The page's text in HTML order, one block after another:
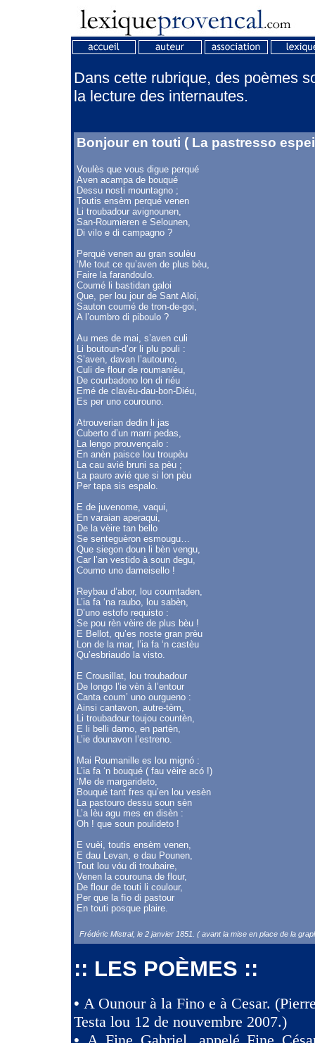
Dans cette rubrique, des poèmes
la lecture des internautes.
Bonjour en touti ( La pastresso
Voulès que vous digue perqué
Aven acampa de bouqué
Dessu nosti mountagno ;
Toutis ensèm perqué venen
Li troubadour avignounen,
San-Roumieren e Selounen,
Di vilo e di campagno ?
Perqué venen au gran soulèu
‘Me tout ce qu’aven de plus bèu,
Faire la farandoulo.
Coumé li bastidan galoi
Que, per lou jour de Sant Aloi,
Sauton coumé de tron-de-goi,
A l’oumbro di piboulo ?
Au mes de mai, s’aven culi
Li boutoun-d’or li plu pouli :
S’aven, davan l’autouno,
Culi de flour de roumaniéu,
De courbadono lon di riéu
Emé de clavèu-dau-bon-Diéu,
Es per uno courouno.
Atrouverian dedin li jas
Cuberto d’un marri pedas,
La lengo prouvençalo :
En anèn paisce lou troupèu
La cau avié bruni sa pèu ;
La pauro avié que si lon pèu
Per tapa sis espalo.
E de juvenome, vaqui,
En varaian aperaqui,
De la vèire tan bello
Se senteguèron esmougu…
Que siegon doun li bèn vengu,
Car l’an vestido à soun degu,
Coumo uno dameisello !
Reybau d’abor, lou coumtaden,
L’ia fa ‘na raubo, lou sabèn,
D’uno estofo requisto :
Se pou rèn vèire de plus bèu !
E Bellot, qu’es noste gran prèu
Lon de la mar, l’ia fa ‘n castèu
Qu’esbriaudo la visto.
E Crousillat, lou troubadour
De longo l’ie vèn à l’entour
Canta coum’ uno ourgueno :
Ainsi cantavon, autre-tèm,
Li troubadour toujou countèn,
E li belli damo, en partèn,
L’ie dounavon l’estreno.
Mai Roumanille es lou mignó :
L’ia fa ‘n bouqué ( fau vèire acó !)
‘Me de margarideto,
Bouqué tant fres qu’en lou vesèn
La pastouro dessu soun sèn
L’a lèu agu mes en disèn :
Oh ! que soun poulideto !
E vuèi, toutis ensèm venen,
E dau Levan, e dau Pounen,
Tout lou vóu di troubaire,
Venen la courouna de flour,
De flour de touti li coulour,
Per que la fìo di pastour
En touti posque plaire.
Frédéric Mistral, le 2 janvier 1851. ( avant la mise en place de la
:: LES POÈMES ::
• A Ounour à la Fino e à Cesar.
Testa lou 12 de nouvembre 2007.)